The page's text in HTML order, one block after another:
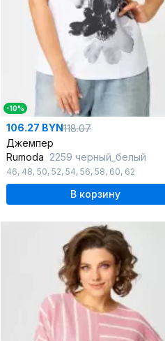
-10%
106.27 BYN118.07
Джемпер
Rumoda 2259 черный_белый
46, 48, 50, 52, 54, 56, 58, 60, 62
В корзину